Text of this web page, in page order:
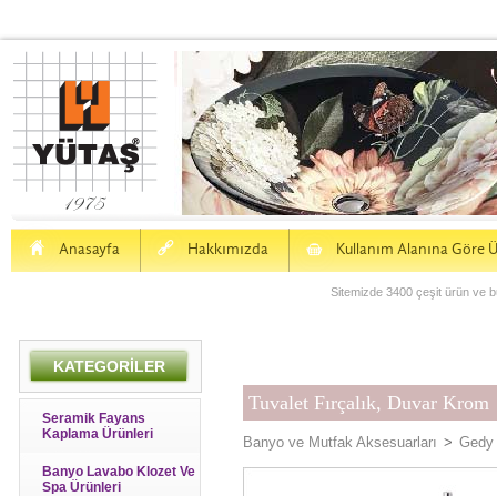
Anasayfa
H Hakkımızda
a Kullanım Alanına Göre
S
Sitemizde 3400 çeşit ürün ve
KATEGORİLER
Seramik Fayans
Kaplama Ürünleri
Banyo Lavabo Klozet Ve
Spa Ürünleri
Tuvalet Fırçalık, Duvar Krom
Banyo ve Mutfak Aksesuarları > Gedy